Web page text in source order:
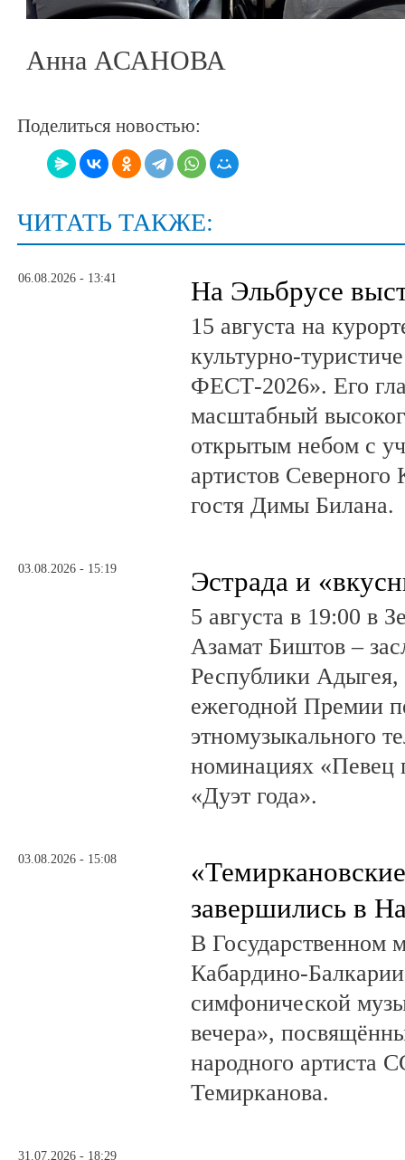
Анна АСАНОВА
Поделиться новостью:
ЧИТАТЬ ТАКЖЕ:
06.08.2026 - 13:41 На Эльбрусе
15 августа на
культурно-
ФЕСТ-2026». Его
масштабный
открытым небом с
артистов Северного
гостя Димы Билана.
03.08.2026 - 15:19 Эстрада и
5 августа в 19:00 в
Азамат Биштов –
Республики
ежегодной Премии
этномузыкального
номинациях «Певец
«Дуэт года».
03.08.2026 - 15:08
завершились в
В Государственном
Кабардино-
симфонической
вечера»,
народного артиста
Темирканова.
31.07.2026 - 18:29